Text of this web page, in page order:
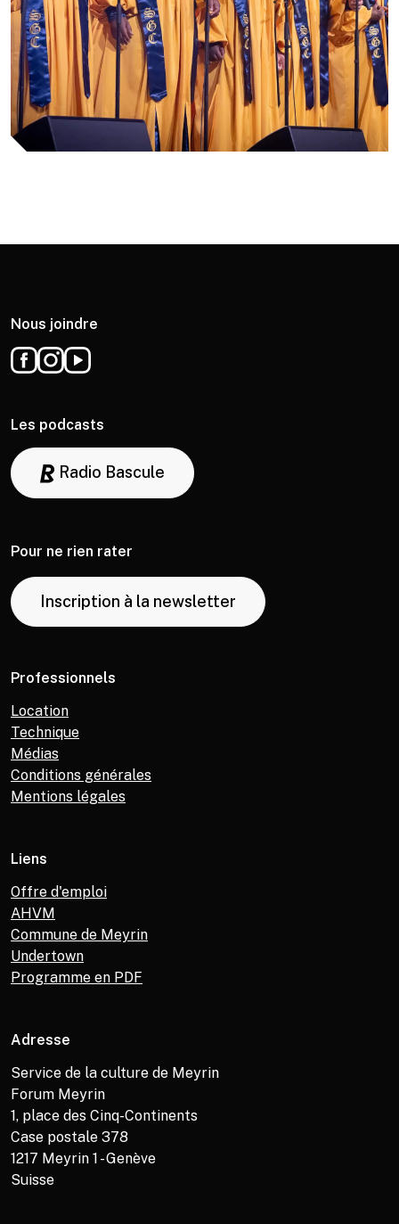
Nous joindre
Les podcasts
Radio Bascule
Pour ne rien rater
Inscription à la newsletter
Professionnels
Location
Technique
Médias
Conditions générales
Mentions légales
Liens
Offre d'emploi
AHVM
Commune de Meyrin
Undertown
Programme en PDF
Adresse
Service de la culture de Meyrin
Forum Meyrin
1, place des Cinq-Continents
Case postale 378
1217 Meyrin 1 - Genève
Suisse